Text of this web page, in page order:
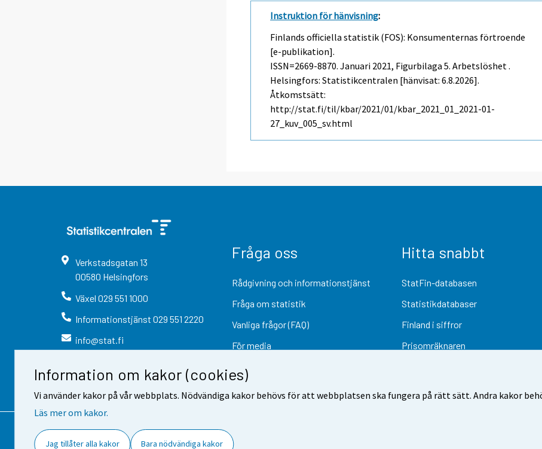
Information om kakor (cookies)
Vi använder kakor på vår webbplats. Nödvändiga kakor behövs för att webbplatsen ska fungera på rätt sätt. Andra kakor
Läs mer om kakor.
Jag tillåter alla kakor Bara nödvändiga kakor
Instruktion för hänvisning:
Finlands officiella statistik (FOS): Konsumenternas förtroende
[e-publikation].
ISSN=2669-8870.Januari 2021, Figurbilaga 5. Arbetslöshet .
Helsingfors: Statistikcentralen [hänvisat: 6.8.2026].
Åtkomstsätt:
http://stat.fi/til/kbar/2021/01/kbar_2021_01_2021-01-
27_kuv_005_sv.html
Verkstadsgatan 13
00580 Helsingfors
Växel 029 551 1000
Informationstjänst 029 551 2220
info@stat.fi
Fråga oss
Rådgivning och informationstjänst
Fråga om statistik
Vanliga frågor (FAQ)
För media
Hitta snabbt
StatFin-databasen
Statistikdatabaser
Finland i siffror
Prisomräknaren
Kontaktinformation Respons